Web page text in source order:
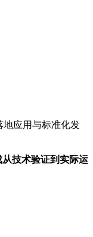
地应用与标准化发
技术验证到实际运